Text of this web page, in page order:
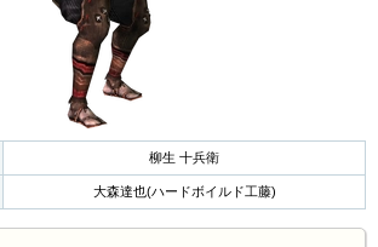
柳生 十兵衛
大森達也(ハードボイルド工藤)